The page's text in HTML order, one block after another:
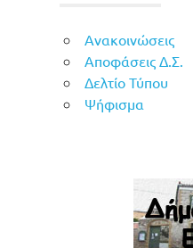
Ανακοινώσεις
Αποφάσεις Δ.Σ.
Δελτίο Τύπου
Ψήφισμα